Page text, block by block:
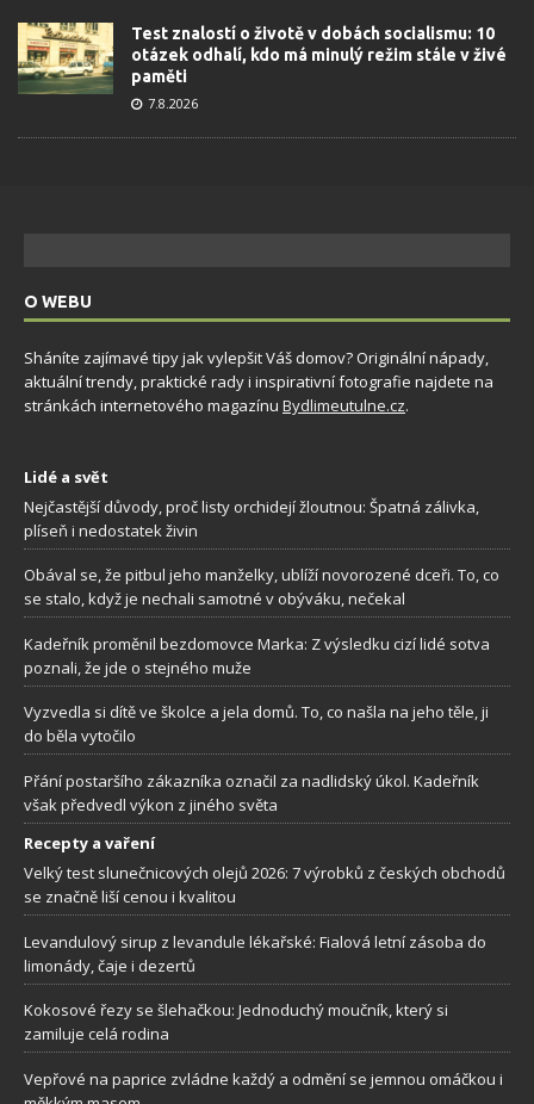
Test znalostí o životě v dobách socialismu: 10
otázek odhalí, kdo má minulý režim stále v živé
paměti
7.8.2026
O WEBU
Sháníte zajímavé tipy jak vylepšit Váš domov? Originální nápady,
aktuální trendy, praktické rady i inspirativní fotografie najdete na
stránkách internetového magazínu Bydlimeutulne.cz.
Lidé a svět
Nejčastější důvody, proč listy orchidejí žloutnou: Špatná zálivka,
plíseň i nedostatek živin
Obával se, že pitbul jeho manželky, ublíží novorozené dceři. To, co
se stalo, když je nechali samotné v obýváku, nečekal
Kadeřník proměnil bezdomovce Marka: Z výsledku cizí lidé sotva
poznali, že jde o stejného muže
Vyzvedla si dítě ve školce a jela domů. To, co našla na jeho těle, ji
do běla vytočilo
Přání postaršího zákazníka označil za nadlidský úkol. Kadeřník
však předvedl výkon z jiného světa
Recepty a vaření
Velký test slunečnicových olejů 2026: 7 výrobků z českých obchodů
se značně liší cenou i kvalitou
Levandulový sirup z levandule lékařské: Fialová letní zásoba do
limonády, čaje i dezertů
Kokosové řezy se šlehačkou: Jednoduchý moučník, který si
zamiluje celá rodina
Vepřové na paprice zvládne každý a odmění se jemnou omáčkou i